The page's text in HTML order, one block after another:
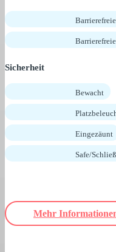
Sicherheit
Bewacht
Eingezäunt
Safe/
Mehr